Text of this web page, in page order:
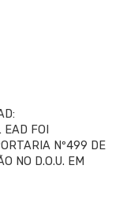
FOI
Nº499 DE
NO D.O.U. EM